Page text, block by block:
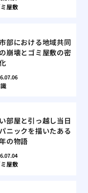
屋敷
部における地域共同
崩壊とゴミ屋敷の密
部屋と引っ越し当日
ニックを描いたある
の物語
屋敷